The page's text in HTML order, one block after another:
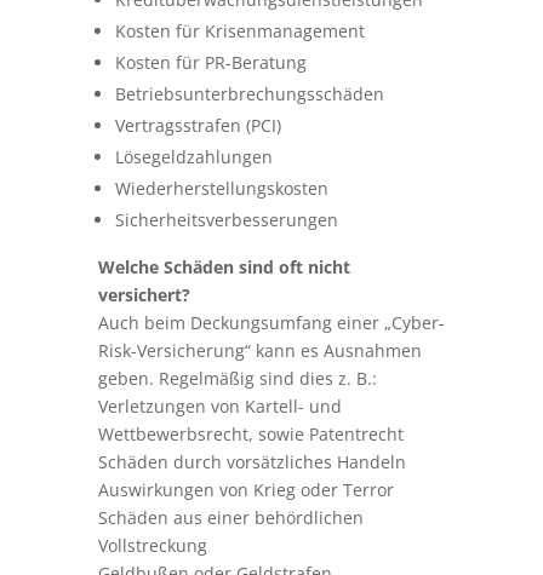
Kosten für Krisenmanagement
Kosten für PR-Beratung
Betriebsunterbrechungsschäden
Vertragsstrafen (PCI)
Lösegeldzahlungen
Wiederherstellungskosten
Sicherheitsverbesserungen
Welche Schäden sind oft nicht
versichert?
Auch beim Deckungsumfang einer „Cyber-
Risk-Versicherung“ kann es Ausnahmen
geben. Regelmäßig sind dies z. B.:
Verletzungen von Kartell- und
Wettbewerbsrecht, sowie Patentrecht
Schäden durch vorsätzliches Handeln
Auswirkungen von Krieg oder Terror
Schäden aus einer behördlichen
Vollstreckung